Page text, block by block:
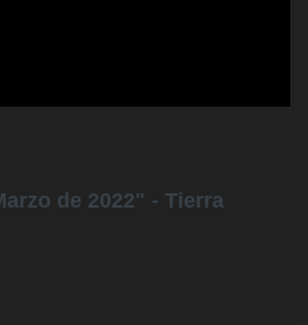
de 2022" - Tierra